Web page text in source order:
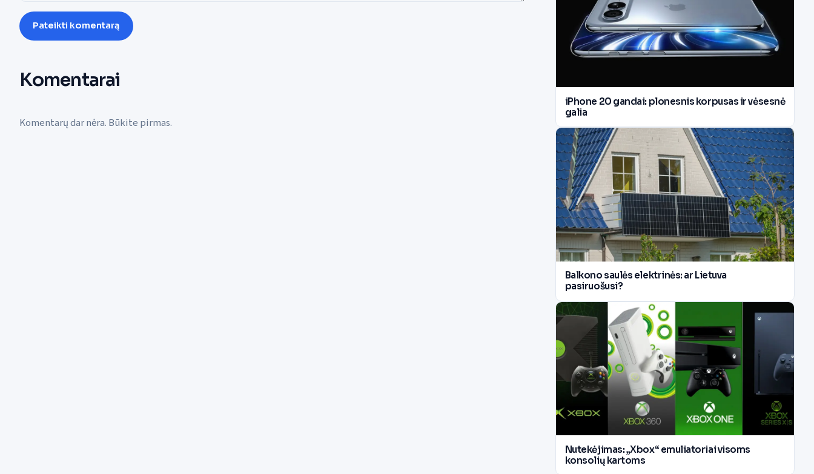
Pateikti komentarą
Komentarai
Komentarų dar nėra. Būkite pirmas.
iPhone 20 gandai: plonesnis korpusas ir vėsesnė
galia
Balkono saulės elektrinės: ar Lietuva
pasiruošusi?
Nutekėjimas: „Xbox“ emuliatoriai visoms
konsolių kartoms